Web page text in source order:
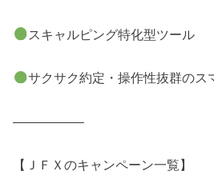
スキャルピング特化型ツール
サクサク約定・操作性抜群のス
—————–
【ＪＦＸのキャンペーン一覧】